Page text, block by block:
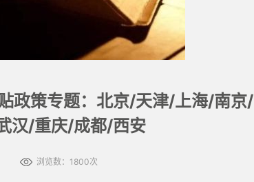
政策专题：北京/天津/上海/南京/
汉/重庆/成都/西安
浏览数：1800次